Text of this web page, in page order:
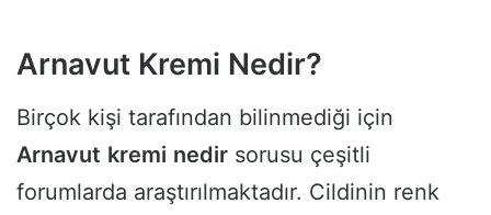
Arnavut Kremi Nedir?
Birçok kişi tarafından bilinmediği için
Arnavut kremi nedir sorusu çeşitli
forumlarda araştırılmaktadır. Cildinin renk